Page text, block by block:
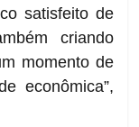
satisfeito de
criando
momento de
econômica”,